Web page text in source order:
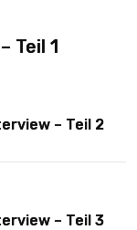
Teil 1
– Teil 2
– Teil 3